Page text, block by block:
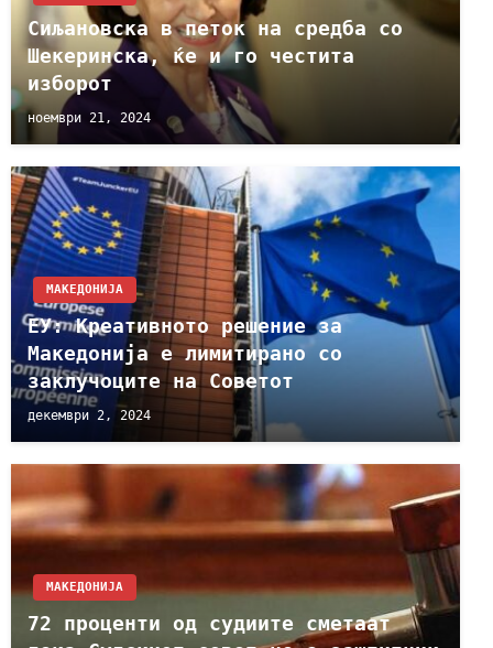
Сиљановска в петок на средба со
Шекеринска, ќе и го честита
изборот
ноември 21, 2024
МАКЕДОНИЈА
ЕУ: Креативното решение за
Македонија е лимитирано со
заклучоците на Советот
декември 2, 2024
МАКЕДОНИЈА
72 проценти од судиите сметаат